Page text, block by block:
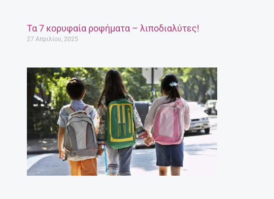
Τα 7 κορυφαία ροφήματα – λιποδιαλύτες!
27 Απριλίου, 2025